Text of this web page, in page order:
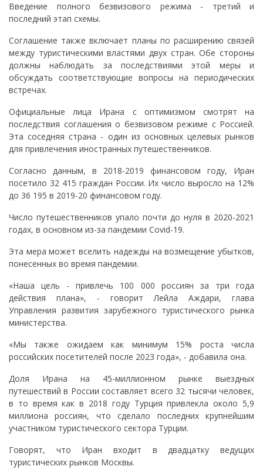
Введение полного безвизового режима - третий и
последний этап схемы.
Соглашение также включает планы по расширению связей
между туристическими властями двух стран. Обе стороны
должны наблюдать за последствиями этой меры и
обсуждать соответствующие вопросы на периодических
встречах.
Официальные лица Ирана с оптимизмом смотрят на
последствия соглашения о безвизовом режиме с Россией.
Эта соседняя страна - один из основных целевых рынков
для привлечения иностранных путешественников.
Согласно данным, в 2018-2019 финансовом году, Иран
посетило 32 415 граждан России. Их число выросло на 12%
до 36 195 в 2019-20 финансовом году.
Число путешественников упало почти до нуля в 2020-2021
годах, в основном из-за пандемии Covid-19.
Эта мера может вселить надежды на возмещение убытков,
понесенных во время пандемии.
«Наша цель - привлечь 100 000 россиян за три года
действия плана», - говорит Лейла Аждари, глава
Управления развития зарубежного туристического рынка
министерства.
«Мы также ожидаем как минимум 15% роста числа
российских посетителей после 2023 года», - добавила она.
Доля Ирана на 45-миллионном рынке выездных
путешествий в России составляет всего 32 тысячи человек,
в то время как в 2018 году Турция привлекла около 5,9
миллиона россиян, что сделало последних крупнейшим
участником туристического сектора Турции.
Говорят, что Иран входит в двадцатку ведущих
туристических рынков Москвы.